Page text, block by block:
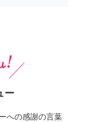
ー
への感謝の言葉